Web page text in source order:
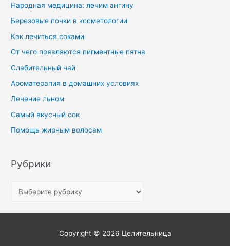
Народная медицина: лечим ангину
Березовые почки в косметологии
Как лечиться соками
От чего появляются пигментные пятна
Слабительный чай
Ароматерапия в домашних условиях
Лечение льном
Самый вкусный сок
Помощь жирным волосам
Рубрики
Copyright © 2026 Целительница